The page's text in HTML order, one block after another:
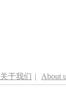
关于我们 | About